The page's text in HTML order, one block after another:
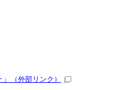
（外部リンク）